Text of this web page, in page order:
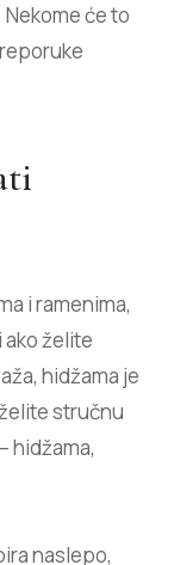
će to
i ramenima,
želite
hidžama je
stručnu
hidžama,
naslepo,